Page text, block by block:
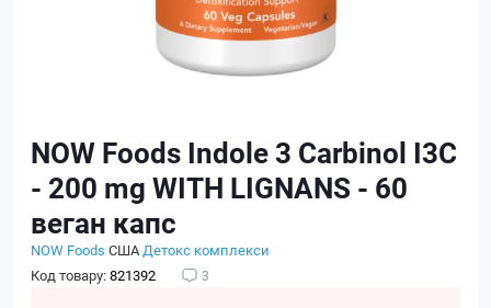
NOW Foods Indole 3 Carbinol I3C
- 200 mg WITH LIGNANS - 60
веган капс
NOW Foods СШАДетокс комплекси
Код товару:821392 3